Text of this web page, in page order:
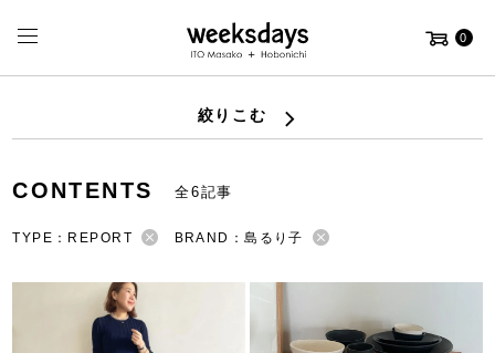
0
絞りこむ
CONTENTS 全6記事
TYPE：REPORT BRAND：島るり子